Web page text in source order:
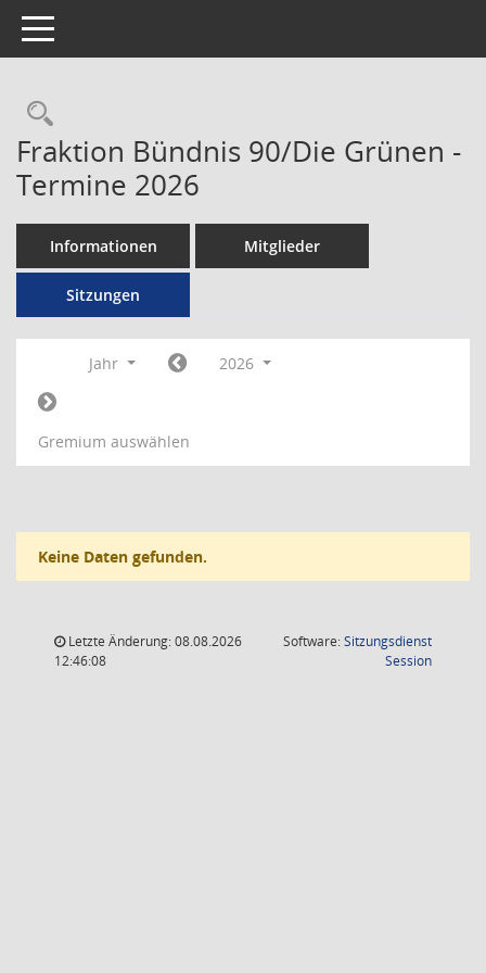
Toggle navigation
Rechercheauswahl
Fraktion Bündnis 90/Die Grünen -
Termine 2026
Informationen Mitglieder
Sitzungen
Jahr 2026
Gremium auswählen
Keine Daten gefunden.
Letzte Änderung: 08.08.2026
12:46:08
Software:Sitzungsdienst
Session(Wird in